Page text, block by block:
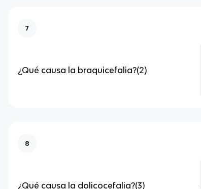
7
¿Qué causa la braquicefalia?(2)
8
¿Qué causa la dolicocefalia?(3)